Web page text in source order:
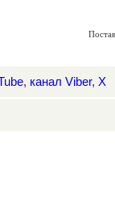
, канал Viber, X